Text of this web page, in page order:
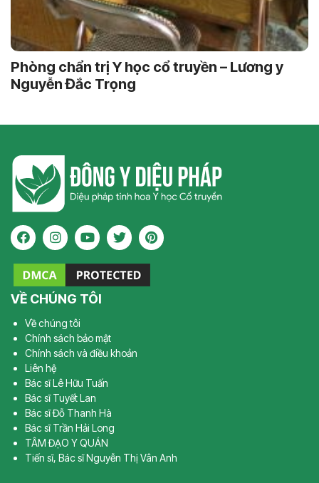
Phòng chẩn trị Y học cổ truyền – Lương y
Nguyễn Đắc Trọng
VỀ CHÚNG TÔI
Về chúng tôi
Chính sách bảo mật
Chính sách và điều khoản
Liên hệ
Bác sĩ Lê Hữu Tuấn
Bác sĩ Tuyết Lan
Bác sĩ Đỗ Thanh Hà
Bác sĩ Trần Hải Long
TÂM ĐẠO Y QUÁN
Tiến sĩ, Bác sĩ Nguyễn Thị Vân Anh